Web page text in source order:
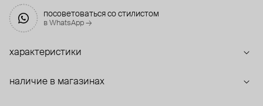
посоветоваться со стилистом
в WhatsApp →
характеристики
наличие в магазинах